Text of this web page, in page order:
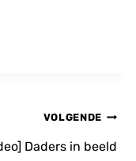
VOLGENDE
Daders in beeld